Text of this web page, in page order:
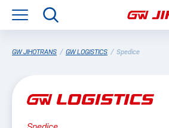
GW JIHOTRANS / GW LOGISTICS / Spedice